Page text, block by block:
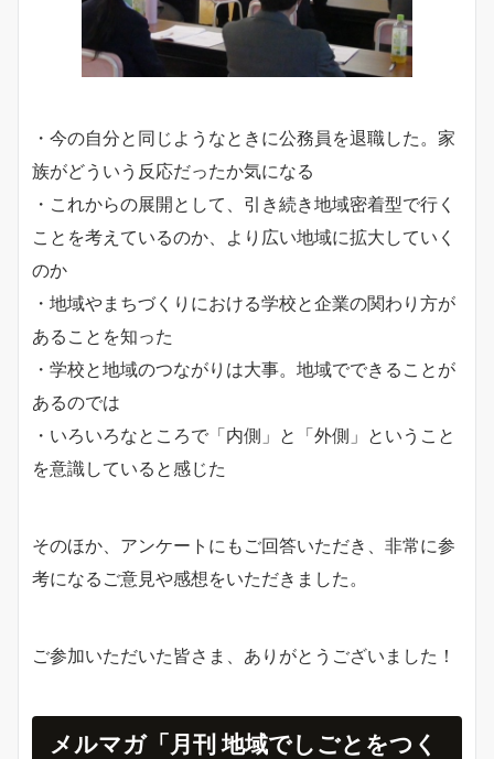
・今の自分と同じようなときに公務員を退職した。家
族がどういう反応だったか気になる
・これからの展開として、引き続き地域密着型で行く
ことを考えているのか、より広い地域に拡大していく
のか
・地域やまちづくりにおける学校と企業の関わり方が
あることを知った
・学校と地域のつながりは大事。地域でできることが
あるのでは
・いろいろなところで「内側」と「外側」ということ
を意識していると感じた
そのほか、アンケートにもご回答いただき、非常に参
考になるご意見や感想をいただきました。
ご参加いただいた皆さま、ありがとうございました！
メルマガ「月刊 地域でしごとをつく